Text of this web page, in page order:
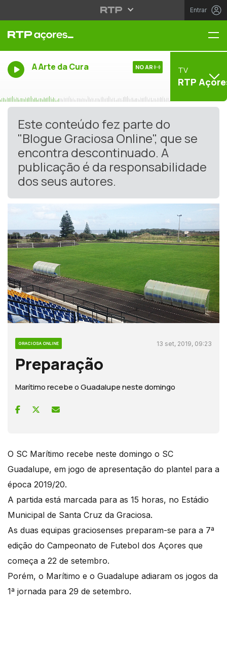
Entrar
A Arte da Cura NO AR TV
RTP
Este conteúdo fez parte do
"Blogue Graciosa Online", que se
encontra descontinuado. A
publicação é da responsabilidade
dos seus autores.
GRACIOSA ONLINE 13 set, 2019, 09:23
Preparação
Marítimo recebe o Guadalupe neste domingo
O SC Marítimo recebe neste domingo o SC
Guadalupe, em jogo de apresentação do plantel para a
época 2019/20.
A partida está marcada para as 15 horas, no Estádio
Municipal de Santa Cruz da Graciosa.
As duas equipas graciosenses preparam-se para a 7ª
edição do Campeonato de Futebol dos Açores que
começa a 22 de setembro.
Porém, o Marítimo e o Guadalupe adiaram os jogos da
1ª jornada para 29 de setembro.